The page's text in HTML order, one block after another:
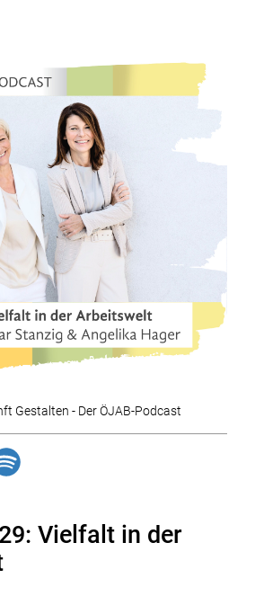
Gestalten - Der ÖJAB-Podcast
Vielfalt in der